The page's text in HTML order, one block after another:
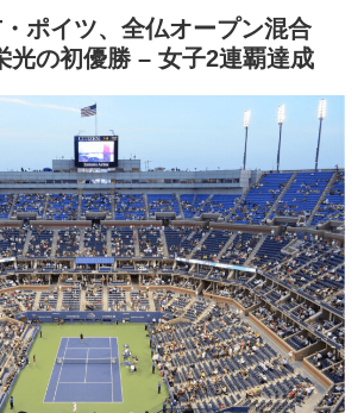
ポイツ、全仏オープン混合
光の初優勝 – 女子2連覇達成